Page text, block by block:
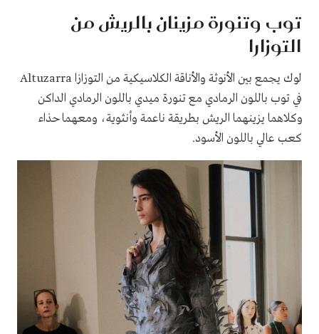
توب وتنورة مزينان بالريش من
التوزارا
لوك يجمع بين الأنوثة والأناقة الكلاسيكية من التوزازا Altuzarra
في توب باللون الرمادي مع تنورة ميدي باللون الرمادي الداكن
وكلاهما يزينهما الريش بطريقة ناعمة وأنثوية، ومعهما حذاء
كعب عالي باللون الأسود.